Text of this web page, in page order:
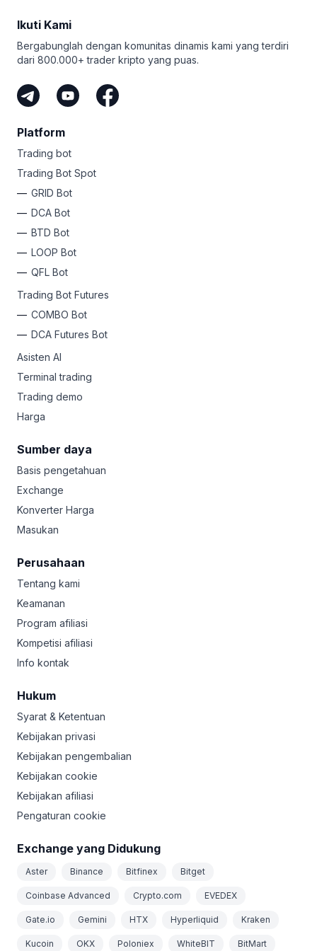
Ikuti Kami
Bergabunglah dengan komunitas dinamis kami yang terdiri
dari 800.000+ trader kripto yang puas.
Platform
Trading bot
Trading Bot Spot
GRID Bot
DCA Bot
BTD Bot
LOOP Bot
QFL Bot
Trading Bot Futures
COMBO Bot
DCA Futures Bot
Asisten AI
Terminal trading
Trading demo
Harga
Sumber daya
Basis pengetahuan
Exchange
Konverter Harga
Masukan
Perusahaan
Tentang kami
Keamanan
Program afiliasi
Kompetisi afiliasi
Info kontak
Hukum
Syarat & Ketentuan
Kebijakan privasi
Kebijakan pengembalian
Kebijakan cookie
Kebijakan afiliasi
Pengaturan cookie
Exchange yang Didukung
Aster Binance Bitfinex Bitget
Coinbase Advanced Crypto.com EVEDEX
Gate.io Gemini HTX Hyperliquid Kraken
Kucoin OKX Poloniex WhiteBIT BitMart